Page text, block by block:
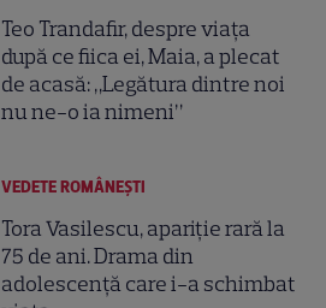
Teo Trandafir, despre viața
după ce fiica ei, Maia, a plecat
de acasă: „Legătura dintre noi
nu ne-o ia nimeni”
VEDETE ROMÂNEŞTI
Tora Vasilescu, apariție rară la
75 de ani. Drama din
adolescență care i-a schimbat